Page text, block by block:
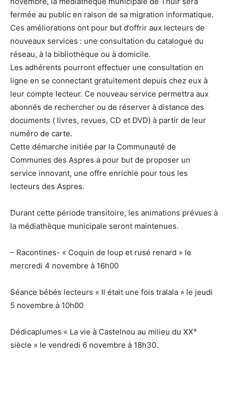
fermée au public en raison de sa migration informatique.
Ces améliorations ont pour but d’offrir aux lecteurs de
nouveaux services : une consultation du catalogue du
réseau, à la bibliothèque ou à domicile.
Les adhérents pourront effectuer une consultation en
ligne en se connectant gratuitement depuis chez eux à
leur compte lecteur. Ce nouveau service permettra aux
abonnés de rechercher ou de réserver à distance des
documents ( livres, revues, CD et DVD) à partir de leur
numéro de carte.
Cette démarche initiée par la Communauté de
Communes des Aspres a pour but de proposer un
service innovant, une offre enrichie pour tous les
lecteurs des Aspres.
Durant cette période transitoire, les animations prévues à
la médiathèque municipale seront maintenues.
– Racontines- « Coquin de loup et rusé renard » le
mercredi 4 novembre à 16h00
Séance bébés lecteurs « Il était une fois tralala » le jeudi
5 novembre à 10h00
Dédicaplumes « La vie à Castelnou au milieu du XX°
siècle » le vendredi 6 novembre à 18h30.